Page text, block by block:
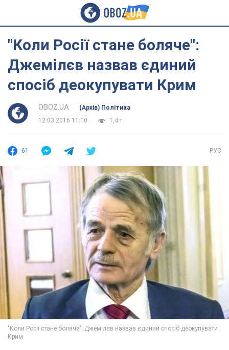
"Коли Росії стане боляче":
Джемілєв назвав єдиний
спосіб деокупувати Крим
OBOZ.UA
(Архів) Політика
12.03.2016 11:10
1,4 т.
61 РУС